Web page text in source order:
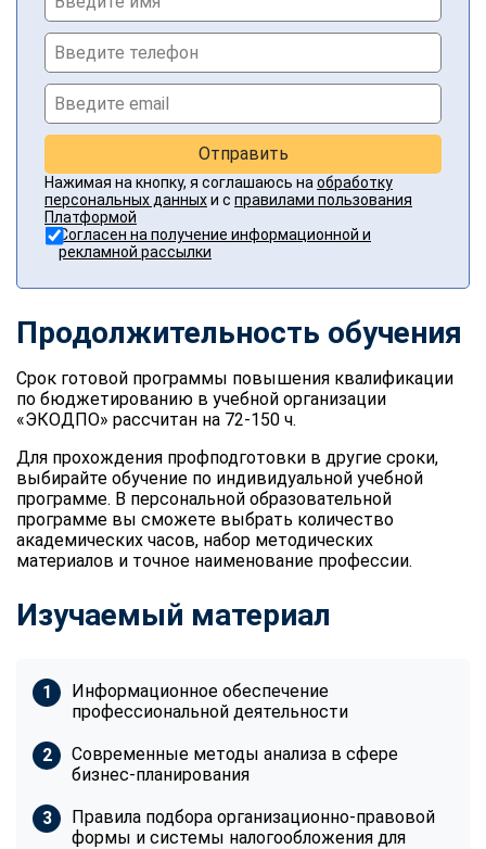
Отправить
Нажимая на кнопку, я соглашаюсь на обработку
персональных данныхи с правилами пользования
Платформой
Согласен на получение информационной и
рекламной рассылки
Продолжительность обучения
Срок готовой программы повышения квалификации
по бюджетированию в учебной организации
«ЭКОДПО» рассчитан на 72-150 ч.
Для прохождения профподготовки в другие сроки,
выбирайте обучение по индивидуальной учебной
программе. В персональной образовательной
программе вы сможете выбрать количество
академических часов, набор методических
материалов и точное наименование профессии.
Изучаемый материал
Информационное обеспечение
профессиональной деятельности
Современные методы анализа в сфере
бизнес-планирования
Правила подбора организационно-правовой
формы и системы налогообложения для